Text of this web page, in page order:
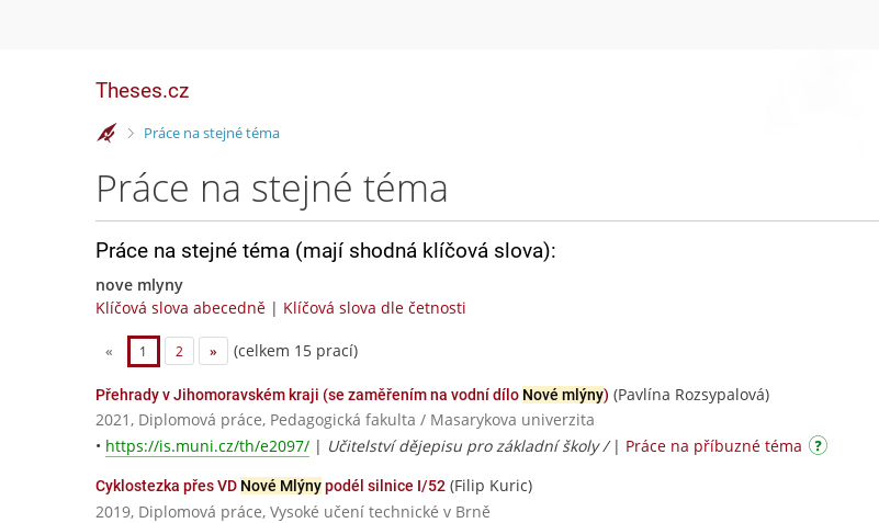
Theses.cz
>Práce na stejné téma
Práce na stejné téma
Práce na stejné téma (mají shodná klíčová slova):
nove mlyny
Klíčová slova abecedně | Klíčová slova dle četnosti
« 1 2 » (celkem 15 prací)
Přehrady v Jihomoravském kraji (se zaměřením na vodní dílo Nové mlýny) (Pavlína Rozsypalová)
2021, Diplomová práce, Pedagogická fakulta / Masarykova univerzita
• https://is.muni.cz/th/e2097/ | Učitelství dějepisu pro základní školy / | Práce na příbuzné téma
Cyklostezka přes VD Nové Mlýnypodél silnice I/52 (Filip Kuric)
2019, Diplomová práce, Vysoké učení technické v Brně